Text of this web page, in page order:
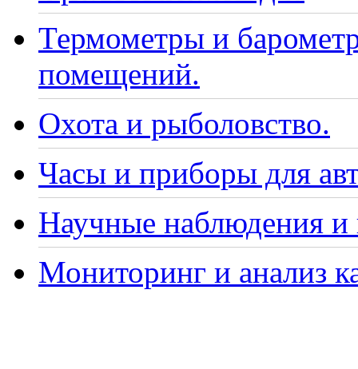
Термометры и
помещений.
Охота и рыболовство.
Часы и приборы для
Научные наблюдения и
Мониторинг и анализ